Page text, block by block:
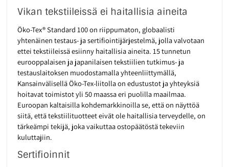
Vikan tekstiileissä ei haitallisia aineita
Öko-Tex® Standard 100 on riippumaton, globaalisti
yhtenäinen testaus- ja sertifiointijärjestelmä, jolla valvotaan
ettei tekstiileissä esiinny haitallisia aineita. 15 tunnetun
eurooppalaisen ja japanilaisen tekstiilien tutkimus- ja
testauslaitoksen muodostamalla yhteenliittymällä,
Kansainvälisellä Öko-Tex-liitolla on edustustot ja yhteyksiä
hoitavat toimistot yli 50 maassa eri puolilla maailmaa.
Euroopan kaltaisilla kohdemarkkinoilla se, että on näyttöä
siitä, että tekstiilituotteet eivät ole haitallisia terveydelle, on
tärkeämpi tekijä, joka vaikuttaa ostopäätöstä tekeviin
kuluttajiin.
Sertifioinnit